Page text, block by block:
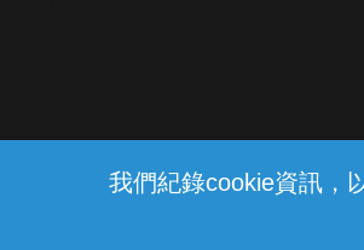
我們紀錄cookie資訊，